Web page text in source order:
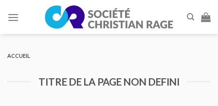
ACCUEIL
TITRE DE LA PAGE NON DEFINI